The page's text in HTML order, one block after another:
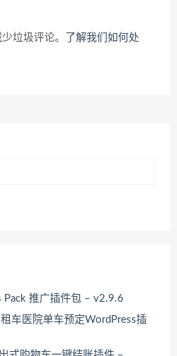
垃圾评论。
了解我们如何处
推广插件包 – v2.9.6
车医院单车预定WordPress插